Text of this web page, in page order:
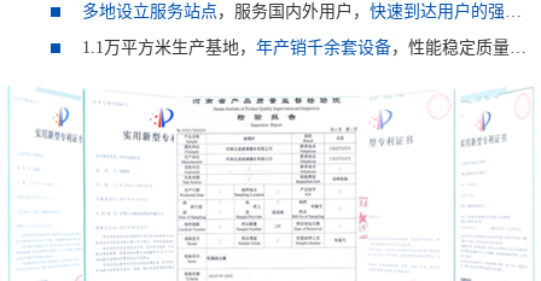
多地设立服务站点 ，服务国内外用户，快速到达用户的强力保障。
1.1万平方米生产基地，年产销千余套设备，性能稳定质量保障！